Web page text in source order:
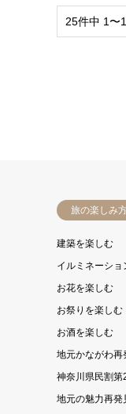
25件中 1〜
旅の楽しみ
建築を楽しむ
イルミネーショ
お花を楽しむ
お祭りを楽しむ
お酒を楽しむ
地元かながわ再
神奈川県民割第
地元の魅力再発